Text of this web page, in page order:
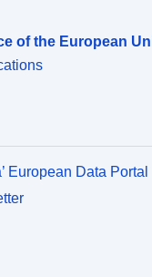
of the European
European Data Portal